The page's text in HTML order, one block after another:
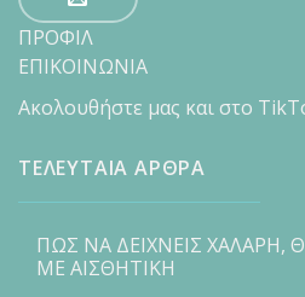
ΠΡΟΦΙΛ
ΕΠΙΚΟΙΝΩΝΙΑ
Ακολουθήστε μας και στο
ΤΕΛΕΥΤΑΙΑ ΑΡΘΡΑ
ΠΩΣ ΝΑ ΔΕΙΧΝΕΙΣ ΧΑΛΑΡΗ,
ΜΕ ΑΙΣΘΗΤΙΚΗ